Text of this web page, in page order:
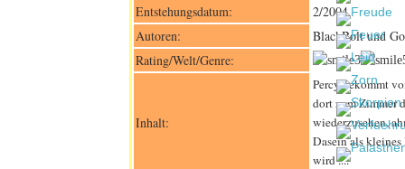
Entstehungsdatum:
2/2004
Autoren:
BlackBolt und
Rating/Welt/Genre:
Inhalt:
Percy bekommt
dort zum Zimmer
wiederzusehen,
Dasein als
wird ....